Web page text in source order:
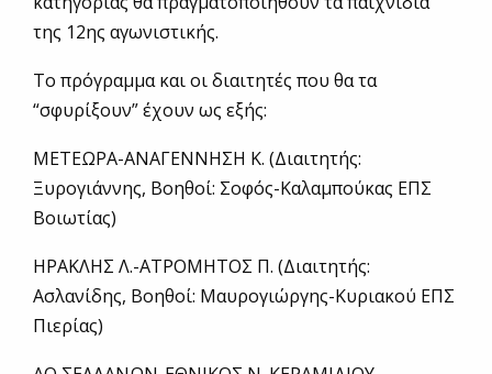
της 12ης αγωνιστικής.
Το πρόγραμμα και οι διαιτητές που θα τα
“σφυρίξουν” έχουν ως εξής:
ΜΕΤΕΩΡΑ-ΑΝΑΓΕΝΝΗΣΗ Κ. (Διαιτητής:
Ξυρογιάννης, Βοηθοί: Σοφός-Καλαμπούκας ΕΠΣ
Βοιωτίας)
ΗΡΑΚΛΗΣ Λ.-ΑΤΡΟΜΗΤΟΣ Π. (Διαιτητής:
Ασλανίδης, Βοηθοί: Μαυρογιώργης-Κυριακού ΕΠΣ
Πιερίας)